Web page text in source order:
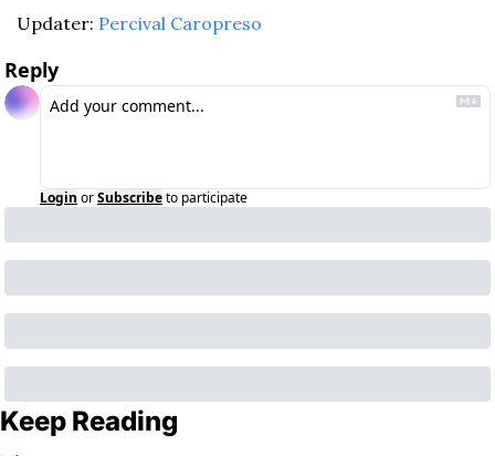
Updater: Percival Caropreso
Reply
Login orSubscribeto participate
Keep Reading